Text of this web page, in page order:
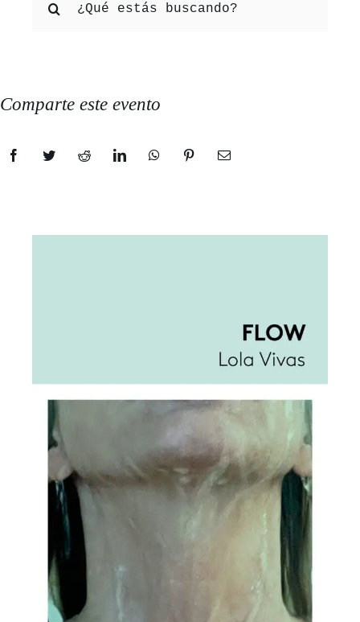
Comparte este evento
FacebookTwitterRedditLinkedInWhatsAppPinterestCorreo